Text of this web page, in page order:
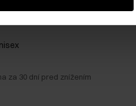
za 30 dní pred znížením